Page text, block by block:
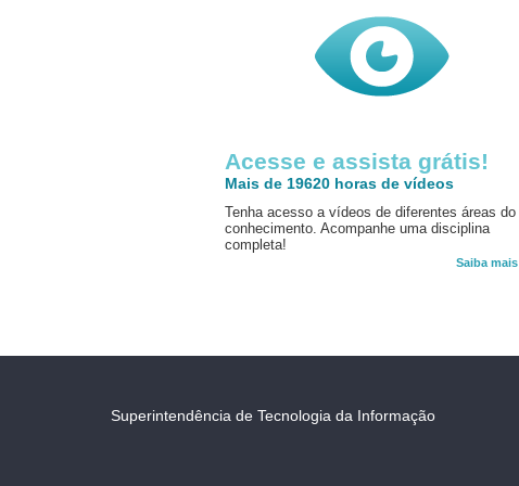
Acesse e assista grátis!
Mais de 19620 horas de vídeos
Tenha acesso a vídeos de diferentes áreas do
conhecimento. Acompanhe uma disciplina
completa!
Saiba mais
Superintendência de Tecnologia da Informação